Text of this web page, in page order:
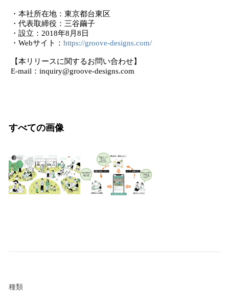
・本社所在地：東京都台東区
・代表取締役：三谷繭子
・設立：2018年8月8日
・Webサイト： https://groove-designs.com/
【本リリースに関するお問い合わせ】
E-mail：inquiry@groove-designs.com
すべての画像
種類